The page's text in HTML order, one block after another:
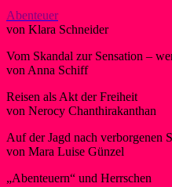
Abenteuer
von Klara Schneider
Vom Skandal zur Sensation –
von Anna Schiff
Reisen als Akt der Freiheit
von Nerocy Chanthirakanthan
Auf der Jagd nach verborgenen
von Mara Luise Günzel
„Abenteuern“ und Herrschen